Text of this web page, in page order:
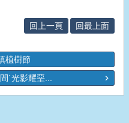
回上一頁 回最上面
植樹節
˙光影耀堊...